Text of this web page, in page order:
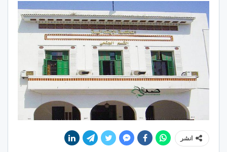
انشر